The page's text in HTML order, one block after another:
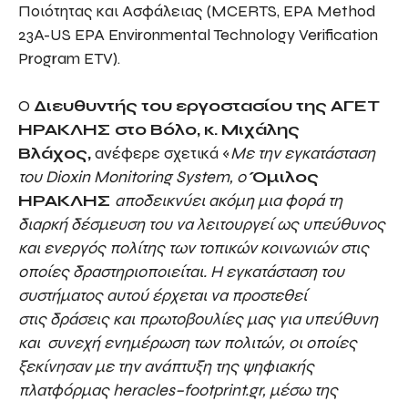
Ποιότητας και Ασφάλειας (MCERTS, EPA Method
23A-US EPA Environmental Technology Verification
Program ETV).
Ο Διευθυντής του εργοστασίου της ΑΓΕΤ
ΗΡΑΚΛΗΣ στο Βόλο, κ. Μιχάλης
Βλάχος,ανέφερε σχετικά «Με την εγκατάσταση
του Dioxin Monitoring System, οΌμιλος
ΗΡΑΚΛΗΣ αποδεικνύει ακόμη μια φορά τη
διαρκή δέσμευση του να λειτουργεί ως υπεύθυνος
και ενεργός πολίτης τωντοπικών κοινωνιών στις
οποίες δραστηριοποιείται. Η εγκατάσταση του
συστήματος αυτού έρχεται να προστεθεί
στιςδράσεις και πρωτοβουλίες μας για υπεύθυνη
και συνεχή ενημέρωση των πολιτών, οι οποίες
ξεκίνησανμε την ανάπτυξη της ψηφιακής
πλατφόρμαςheracles–footprint.gr, μέσω της